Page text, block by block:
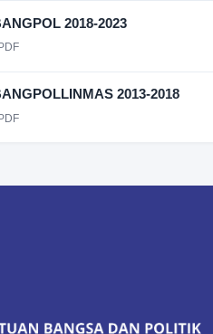
2018-2023
2013-2018